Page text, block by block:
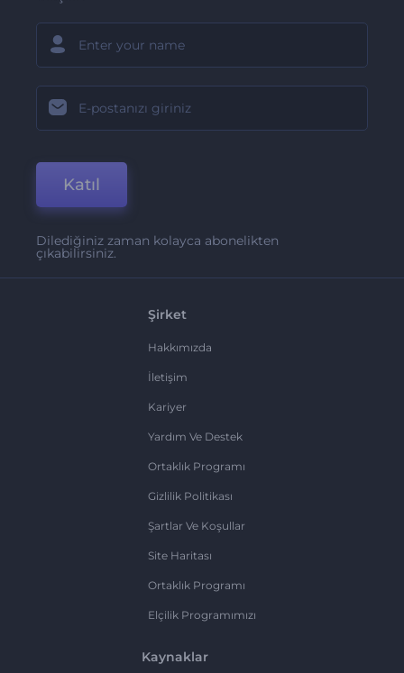
Katıl
Dilediğiniz zaman kolayca abonelikten
çıkabilirsiniz.
Şirket
Hakkımızda
İletişim
Kariyer
Yardım Ve Destek
Ortaklık Programı
Gizlilik Politikası
Şartlar Ve Koşullar
Site Haritası
Ortaklık Programı
Elçilik Programımızı
Kaynaklar